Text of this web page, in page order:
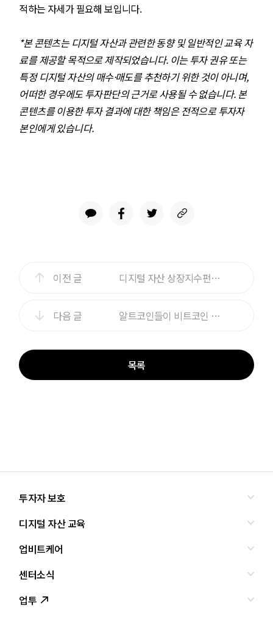
적하는 자세가 필요해 보입니다.
*본 콘텐츠는 디지털 자산과 관련한 동향 및 일반적인 교육 자
료를 제공할 목적으로 제작되었습니다. 이는 투자 권유 또는
특정 디지털 자산의 매수·매도를 추천하기 위한 것이 아니며,
어떠한 경우에도 투자판단의 근거로 사용될 수 없습니다. 본
콘텐츠를 이용한 투자 결과에 대한 책임은 전적으로 투자자
본인에게 있습니다.
이전 글 디지털 자산 상장지수펀드(ETF)란?
다음 글 알트코인들이 비트코인 가격 추종하는 이유는?
목록
투자자 보호
올바른 투자란?
투자사기 유형과 예방
업비트 보호조치
디지털 자산 교육
교육
조사·연구
업비트케어
서비스안내
서비스신청
센터소식
인사말
업투